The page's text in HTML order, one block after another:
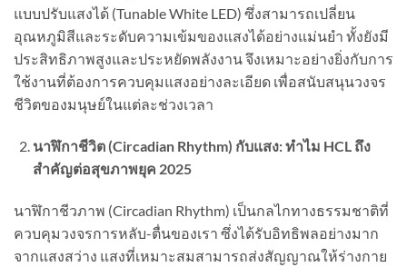
แบบปรับแสงได้ (Tunable White LED) ซึ่งสามารถเปลี่ยน
อุณหภูมิสีและระดับความเข้มของแสงได้อย่างแม่นยำ ทั้งยังมี
ประสิทธิภาพสูงและประหยัดพลังงาน จึงเหมาะอย่างยิ่งกับการ
ใช้งานที่ต้องการควบคุมแสงอย่างละเอียด เพื่อสนับสนุนวงจร
ชีวิตของมนุษย์ในแต่ละช่วงเวลา
นาฬิกาชีวิต (Circadian Rhythm) กับแสง: ทำไม HCL ถึง
สำคัญต่อสุขภาพยุค 2025
นาฬิกาชีวภาพ (Circadian Rhythm) เป็นกลไกทางธรรมชาติที่
ควบคุมวงจรการหลับ-ตื่นของเรา ซึ่งได้รับอิทธิพลอย่างมาก
จากแสงสว่าง แสงที่เหมาะสมสามารถส่งสัญญาณให้ร่างกาย